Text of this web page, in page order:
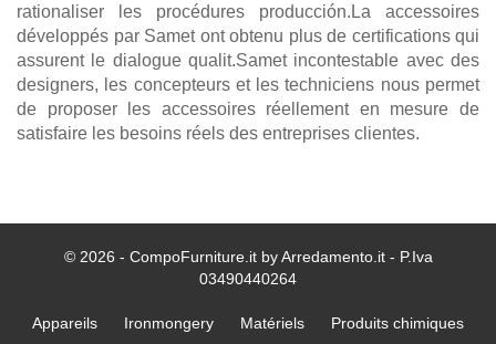
rationaliser les procédures producción.La accessoires
développés par Samet ont obtenu plus de certifications qui
assurent le dialogue qualit.Samet incontestable avec des
designers, les concepteurs et les techniciens nous permet
de proposer les accessoires réellement en mesure de
satisfaire les besoins réels des entreprises clientes.
© 2026 - CompoFurniture.it by Arredamento.it - P.Iva
03490440264
Appareils Ironmongery Matériels Produits chimiques